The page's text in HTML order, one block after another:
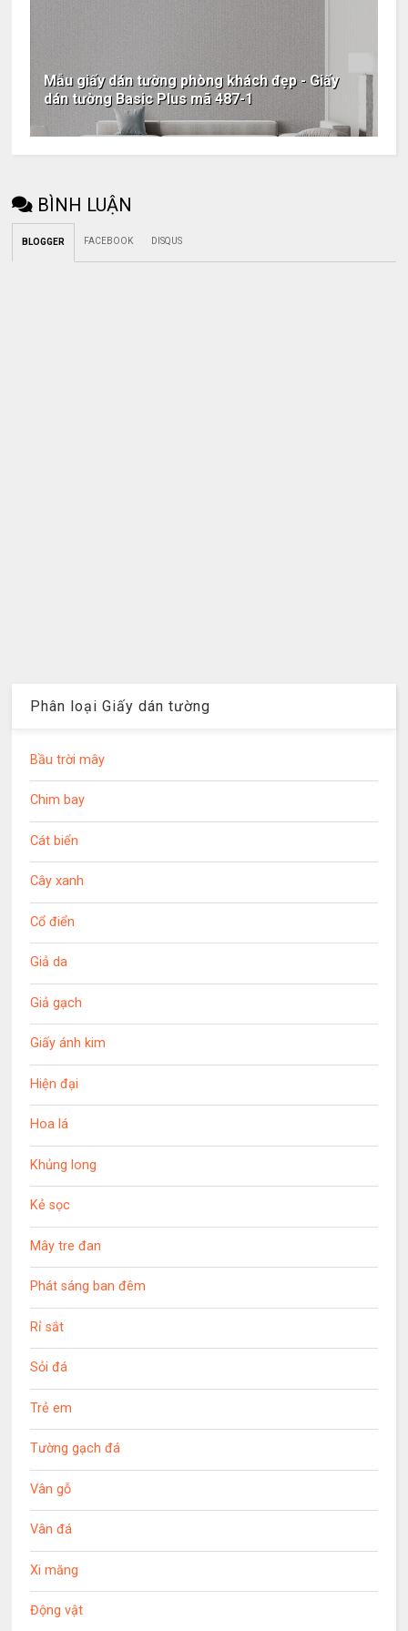
Mẫu giấy dán tường phòng khách đẹp - Giấy
dán tường Basic Plus mã 487-1
BÌNH LUẬN
BLOGGER FACEBOOK DISQUS
Phân loại Giấy dán tường
Bầu trời mây
Chim bay
Cát biển
Cây xanh
Cổ điển
Giả da
Giả gạch
Giấy ánh kim
Hiện đại
Hoa lá
Khủng long
Kẻ sọc
Mây tre đan
Phát sáng ban đêm
Rỉ sắt
Sỏi đá
Trẻ em
Tường gạch đá
Vân gỗ
Vân đá
Xi măng
Động vật